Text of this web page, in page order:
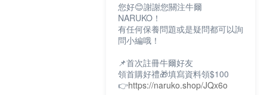
您好😊謝謝您關注牛爾
NARUKO！
有任何保養問題或是疑問都可以詢
問小編哦！
📌首次註冊牛爾好友
領首購好禮🎁填寫資料領$100
👉https://naruko.shop/JQx6o